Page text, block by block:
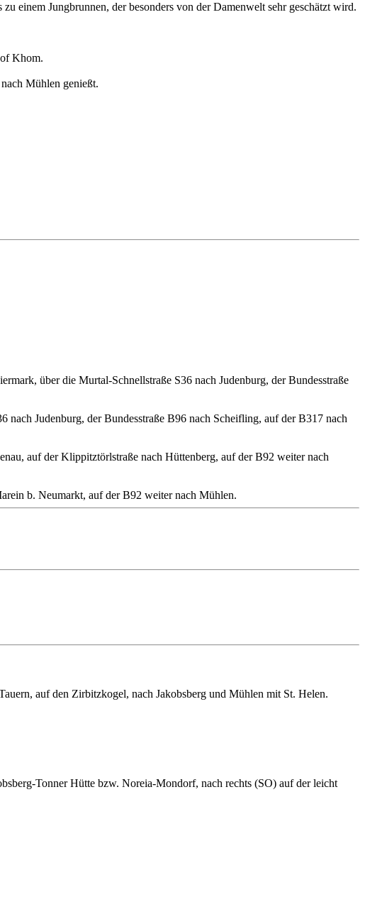
einem Jungbrunnen, der besonders von der Damenwelt sehr geschätzt wird.
Khom.
Mühlen genießt.
über die Murtal-Schnellstraße S36 nach Judenburg, der Bundesstraße
Judenburg, der Bundesstraße B96 nach Scheifling, auf der B317 nach
auf der Klippitztörlstraße nach Hüttenberg, auf der B92 weiter nach
b. Neumarkt, auf der B92 weiter nach Mühlen.
auf den Zirbitzkogel, nach Jakobsberg und Mühlen mit St. Helen.
Tonner Hütte bzw. Noreia-Mondorf, nach rechts (SO) auf der leicht